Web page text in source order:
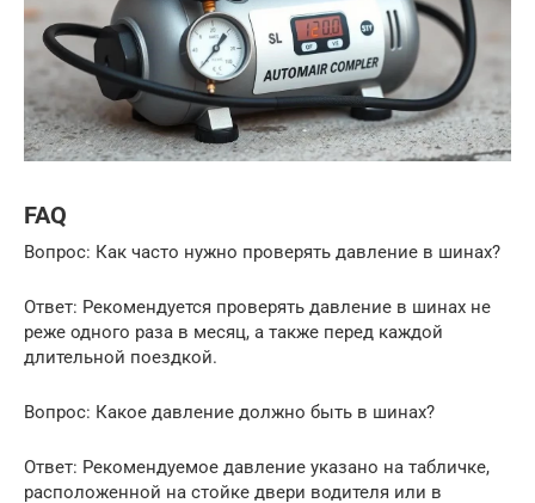
FAQ
Вопрос: Как часто нужно проверять давление в шинах?
Ответ: Рекомендуется проверять давление в шинах не
реже одного раза в месяц, а также перед каждой
длительной поездкой.
Вопрос: Какое давление должно быть в шинах?
Ответ: Рекомендуемое давление указано на табличке,
расположенной на стойке двери водителя или в